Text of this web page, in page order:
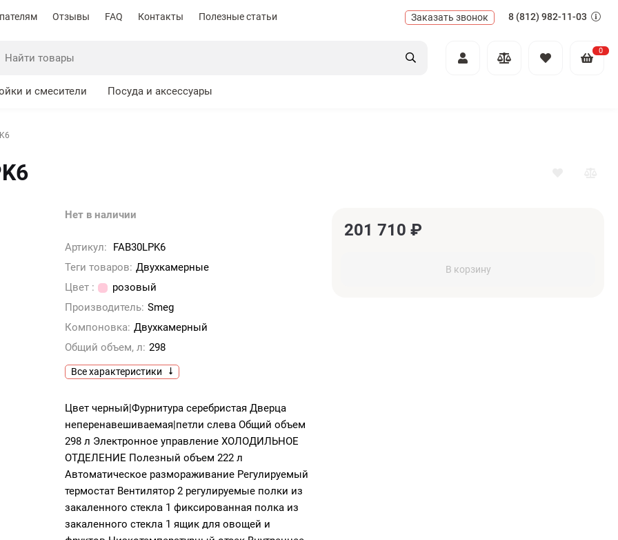
Отзывы FAQ Контакты Полезные статьи Заказать звонок 8 (812) 982-11-03
0
и смесители Посуда и аксессуары
Нет в наличии
Артикул:
FAB30LPK6
Теги товаров: Двухкамерные
Цвет :
розовый
Производитель: Smeg
Компоновка: Двухкамерный
Общий объем, л: 298
Все характеристики
Цвет черный|Фурнитура серебристая Дверца
неперенавешиваемая|петли слева Общий объем
298 л Электронное управление ХОЛОДИЛЬНОЕ
ОТДЕЛЕНИЕ Полезный объем 222 л
Автоматическое размораживание Регулируемый
термостат Вентилятор 2 регулируемые полки из
закаленного стекла 1 фиксированная полка из
закаленного стекла 1 ящик для овощей и
201 710 ₽
В корзину